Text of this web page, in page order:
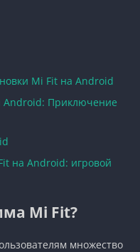
Mi Fit на Android
Android: Приключение
на Android: игровой
Mi Fit?
множество